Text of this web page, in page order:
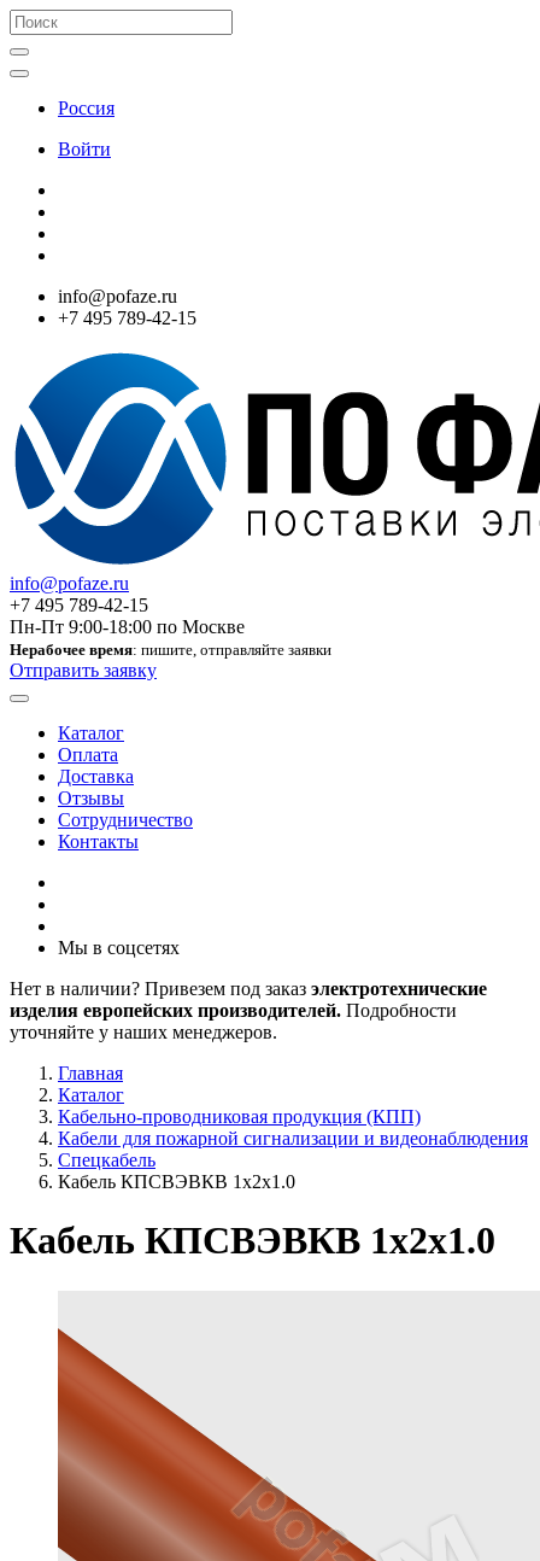
Россия
Войти
info@pofaze.ru
+7 495 789-42-15
info@pofaze.ru
+7 495 789-42-15
Пн-Пт 9:00-18:00 по Москве
Нерабочее время: пишите, отправляйте заявки
Отправить заявку
Каталог
Оплата
Доставка
Отзывы
Сотрудничество
Контакты
Мы в соцсетях
Нет в наличии? Привезем под заказ электротехнические
изделия европейских производителей. Подробности
уточняйте у наших менеджеров.
Главная
Каталог
Кабельно-проводниковая продукция (КПП)
Кабели для пожарной сигнализации и видеонаблюдения
Спецкабель
Кабель КПСВЭВКВ 1х2х1.0
Кабель КПСВЭВКВ 1х2х1.0